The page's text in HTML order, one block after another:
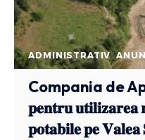
ADMINISTRATIV
Compania de
𝐩𝐞𝐧𝐭𝐫𝐮
𝐩𝐨𝐭𝐚𝐛𝐢𝐥𝐞 𝐩𝐞 𝐕𝐚𝐥𝐞𝐚